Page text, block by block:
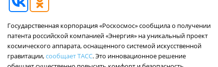
Государственная корпорация «Роскосмос» сообщила о получении
патента российской компанией «Энергия» на уникальный проект
космического аппарата, оснащенного системой искусственной
гравитации,сообщает ТАСС. Это инновационное решение